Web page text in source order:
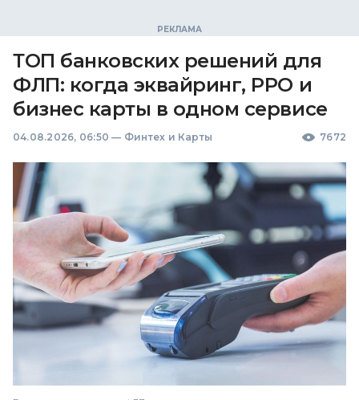
ТОП банковских решений для
ФЛП: когда эквайринг, РРО и
бизнес карты в одном сервисе
04.08.2026, 06:50 — Финтех и Карты 7672